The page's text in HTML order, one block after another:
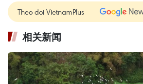
Theo dõi VietnamPlus
相关新闻